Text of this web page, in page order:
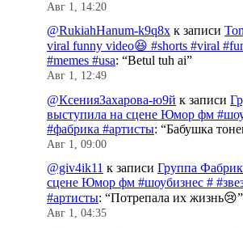
Авг 1, 14:20
@RukiahHanum-k9q8x к записи
viral funny video😆 #shorts #viral
#memes #usa: “Betul tuh ai”
Авг 1, 12:49
@КсенияЗахарова-ю9й к записи
выступила на сцене Юмор фм
#фабрика #артисты: “Бабушка
Авг 1, 09:00
@giv4ik11 к записи Группа
сцене Юмор фм #шоубизнес #
#артисты: “Потрепала их жизнь😢”
Авг 1, 04:35